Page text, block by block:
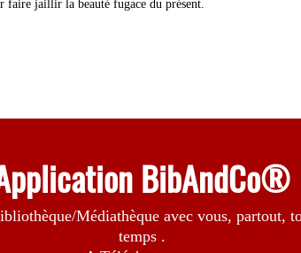
faire jaillir la beauté fugace du présent.
BibAndCo®
Médiathèque avec vous, partout,
temps .